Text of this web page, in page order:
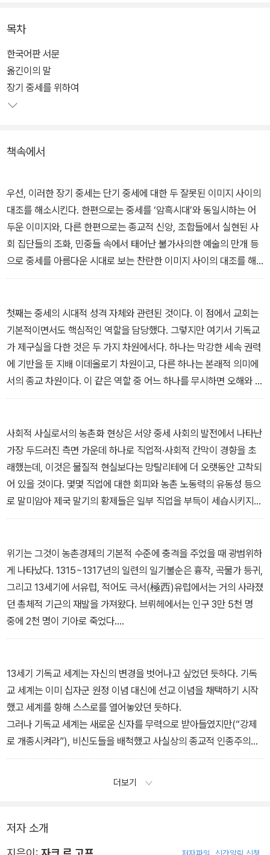
이를 위해 저자는 역사적 ‘사실’의 범위를 상상 세계로까지 확대하고
문학·이미지·구전·꿈까지도 구체적 사료로 이용한다. 무엇보다 생생
하고도 구체적인 수많은 사례를 통해 서양 중세를 생동감 있게 복원
하고 있어 역사학 서술의 본류에 충실하면서도 문학적 아름다움을 놓
저자는 우리가 알고 있는 서양 중세에 대한 막연한 이미지를 한 꺼풀
지, 그 중 10세기에서 13세기에 이르는 서양 중세사를 중점적으로 다
루고 있다. 그 방대함에도 불구하고 풍부한 사료와 생생한 이야기들
을 통해 중세 역사를 선명하게 복원해낸다.
목차
한국어판 서문
옮긴이의 말
장기 중세를 위하여
책속에서
우선, 이러한 장기 중세는 단기 중세에 대한 두 잘못된 이미지 사이의
대조를 해소시킨다. 한편으로는 중세를 ‘암흑시대’와 동일시하는 어
두운 이미지와, 다른 한편으로는 종교적 신앙, 조합들에서 실현된 사
회 집단들의 조화, 민중들 속에서 태어난 불가사의한 예술의 만개 등
으로 중세를 아름다운 시대로 보는 찬란한 이미지 사이의 대조를 해
소시킨다. 〔……〕 이러한 장기 중세는 한 시대의 포부를 더 잘 이해할
아니라, 성당과 성채의 시대이자 도시·대학·노동·포크·모피·태양계·피
의 순환·관용 등을 만들어냈거나 발견했던 시대다. 〔……〕
마지막으로, 이러한 장기 중세는 우리의 뿌리이자 출처이며 어린 시
절이다. 뿐만 아니라 그것은 우리가 방금 떠나왔던 원시적이고 행복
한 삶에 대한 꿈의 시대인 중세에 대해 애착을 가진 모든 사람들의 기
대에 더 잘 부응한다. 그것은 피터 래슬릿이 말한 것처럼 “우리가 잃
한 시대요, 할아버지의 시대다. 그것은 또한 아직도 끊기지 않고 구전
으로 전해지는 옛날이야기를 여전히 결부시키고 있는 중세인 것이다.
(장기 중세를 위하여, 25~26쪽)
첫째는 중세의 시대적 성격 자체와 관련된 것이다. 이 점에서 교회는
기본적이면서도 핵심적인 역할을 담당했다. 그렇지만 여기서 기독교
가 제구실을 다한 것은 두 가지 차원에서다. 하나는 막강한 세속 권력
에 기반을 둔 지배 이데올로기 차원이고, 다른 하나는 본래적 의미에
서의 종교 차원이다. 이 같은 역할 중 어느 하나를 무시하면 오해와 오
류를 낳을 것이다. 이 점은 내가 흑사병 이후부터 시작된다고 보고 있
의 이데올로기적 독점 역할에 대한 항의를 어느 정도 의식하게 되자
스스로가 경직되었으며, 이 경직성은 마녀를 추방하고 보다 일반적으
로는 공포의 기독교를 전파하는 등의 방법으로 표현되었다. 그렇다고
해서 기독교가 그러한 이데올로기의 역할과 기존 사회의 파수꾼으로
서의 역할에 한정되어서는 결코 안 된다. 중세에서는 특히 더 그렇다.
중세가 평화와 빛과 영웅적 고양을 향한 비약적 발전을 이룬 것이라
영원이 아니라 미래의 영원을 향해 분발토록 했던 인간주의로의 발전
을 이룩한 것은 기독교 덕택이기 때문이다. (프롤로그, 35쪽)
사회적 사실로서의 농촌화 현상은 서양 중세 사회의 발전에서 나타난
가장 두드러진 측면 가운데 하나로 직업적·사회적 칸막이 경향을 초
래했는데, 이것은 물질적 현실보다는 망탈리테에 더 오랫동안 고착되
어 있을 것이다. 몇몇 직업에 대한 회피와 농촌 노동력의 유동성 등으
로 말미암아 제국 말기의 황제들은 일부 직업을 부득이 세습시키지
않을 수 없었고, 대토지 소유자들은 수적으로 점점 줄어드는 노예 대
오는 물품으로는 더 이상 생존하기도 힘들었을 뿐만 아니라 현장 생
산에 얽매인 경제에 필수 불가결한 인력을 생산지 현지에 매어놓지
않으면 안 되었다. 〔……〕 중세 기독교 세계는 자기 고향을 떠나고자
하는 욕구를 중죄로 여겼다. 제국 말기부터 물려받은 ‘대대손손의 계
승’이 서양 중세에서는 하나의 법이 되었다. 한곳에 머물러 사는 것은
거처의 변화, 특히 이동 생활과는 대립되는 것이었다. 바람직한 사회
수직적으로는 성층(成層)화하고 수평적으로는 칸막이화한 사회였
다. (제1장 게르만족의 정착(5~7세기), 73쪽)
위기는 그것이 농촌경제의 기본적 수준에 충격을 주었을 때 광범위하
게 나타났다. 1315~1317년의 일련의 일기불순은 흉작, 곡물가 등귀,
그리고 13세기에 서유럽, 적어도 극서(極西)유럽에서는 거의 사라졌
던 총체적 기근의 재발을 가져왔다. 브뤼헤에서는 인구 3만 5천 명
중에 2천 명이 기아로 죽었다.
영양실조의 재창궐에 뒤이어 나타난 육체적 저항력의 감소는 1348
틀림없다. 이 흑사병은 하강하던 인구 곡선을 더욱 가파르게 하고 위
기를 대파국으로 바꾸어놓았다. 그러나 분명한 것은 그러한 위기가
흑사병 이전에 나타난 것이며 흑사병은 그것을 재촉했을 뿐이라는 점
이다. 위기의 원인은 기독교 세계의 사회·경제적 구조의 토대에서 찾
지 않으면 안 된다. 봉건 지대의 격감, 농민의 세금 중 화폐 비중의 증
가에 기인한 혼란 등이 봉건 영주의 권력기반을 흔들어놓았던 것이
13세기 기독교 세계는 자신의 변경을 벗어나고 싶었던 듯하다. 기독
교 세계는 이미 십자군 원정 이념 대신에 선교 이념을 채택하기 시작
했고 세계를 향해 스스로를 열어놓았던 듯하다.
그러나 기독교 세계는 새로운 신자를 무력으로 받아들였지만(“강제
로 개종시켜라”), 비신도들을 배척했고 사실상의 종교적 인종주의에
입각해서 스스로를 규정하는 폐쇄된 사회였다. 기독교에 소속되었는
즉 유대인들에게는 허용되었다. 기독교 세계가 변경 밖으로 몰아내거
더보기
저자 소개